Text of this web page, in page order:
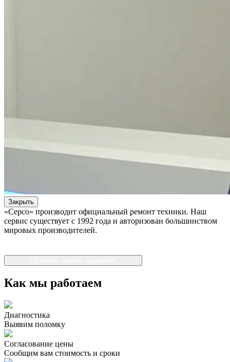
Закрыть
«Серсо» производит официальный ремонт техники. Наш
сервис существует с 1992 года и авторизован большинством
мировых производителей.
Как мы работаем
Диагностика
Выявим поломку
Согласование цены
Сообщим вам стоимость и сроки